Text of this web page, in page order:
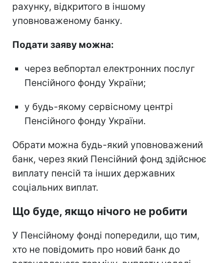
рахунку, відкритого в іншому
уповноваженому банку.
Подати заяву можна:
через вебпортал електронних послуг
Пенсійного фонду України;
у будь-якому сервісному центрі
Пенсійного фонду України.
Обрати можна будь-який уповноважений
банк, через який Пенсійний фонд здійснює
виплату пенсій та інших державних
соціальних виплат.
Що буде, якщо нічого не робити
У Пенсійному фонді попередили, що тим,
хто не повідомить про новий банк до